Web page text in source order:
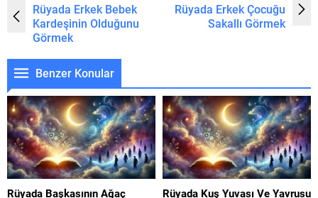
Rüyada Erkek Bebek
Kardeşinin Olduğunu
Görmek
Rüyada Erkek Çocuğu
Sakallı Görmek
Benzer Konular
Rüyada Başkasının Ağaç
Rüyada Kuş Yuvası Ve Yavrusu